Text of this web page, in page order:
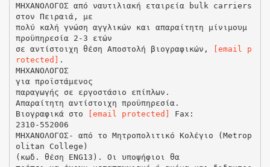
ΜΗΧΑΝΟΛΟΓΟΣ από ναυτιλιακή εταιρεία bulk carriers
στον Πειραιά, με
πολύ καλή γνώση αγγλικών και απαραίτητη μίνιμουμ
προϋπηρεσία 2-3 ετών
σε αντίστοιχη θέση Αποστολή βιογραφικών,
[email p
rotected] .
ΜΗΧΑΝΟΛΟΓΟΣ
για προϊστάμενος
παραγωγής σε εργοστάσιο επίπλων.
Απαραίτητη αντίστοιχη προϋπηρεσία.
Βιογραφικά στο
[email protected]
Fax:
2310-552006
ΜΗΧΑΝΟΛΟΓΟΣ- από το Μητροπολιτικό Κολέγιο (Metrop
olitan College)
(κωδ. θέση ENG13). Οι υποψήφιοι θα